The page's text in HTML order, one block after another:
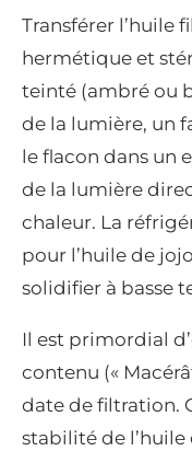
Transférer l’huile
hermétique et
teinté (ambré ou
de la lumière, un
le flacon dans un
de la lumière
chaleur. La
pour l’huile de
solidifier à basse
Il est primordial
contenu («
date de filtration.
stabilité de